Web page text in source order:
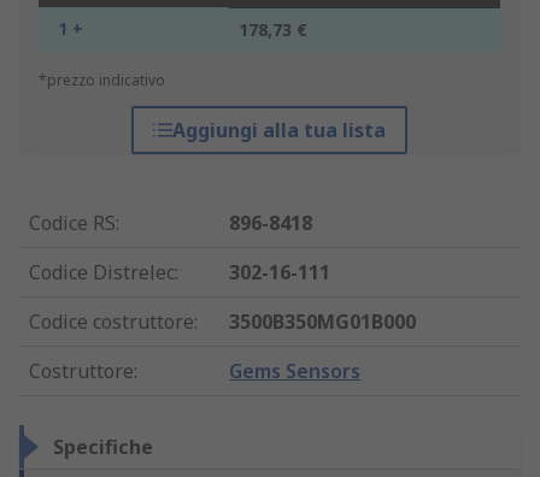
1 + 178,73 €
*prezzo indicativo
Aggiungi alla tua lista
Codice RS:
896-8418
Codice Distrelec:
302-16-111
Codice costruttore:
3500B350MG01B000
Costruttore: Gems Sensors
Specifiche